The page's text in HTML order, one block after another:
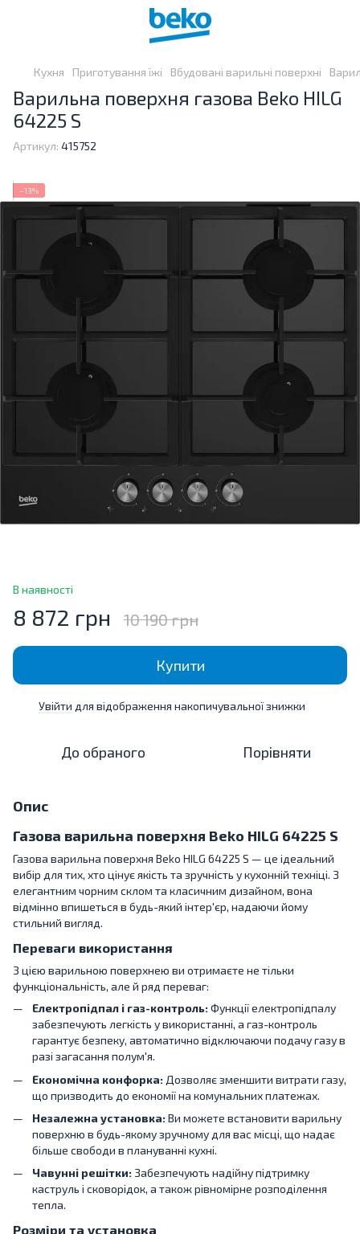
Кухня Приготування їжі Вбудовані варильні поверхні
Варильна поверхня газова Beko HILG
64225 S
Артикул: 415752
−13%
В наявності
8 872 грн 10 190 грн
Купити
Увійти для відображення накопичувальної знижки
До обраного Порівняти
Опис
Газова варильна поверхня Beko HILG 64225 S
Газова варильна поверхня Beko HILG 64225 S — це ідеальний
вибір для тих, хто цінує якість та зручність у кухонній техніці. З
елегантним чорним склом та класичним дизайном, вона
відмінно впишеться в будь-який інтер'єр, надаючи йому
стильний вигляд.
Переваги використання
З цією варильною поверхнею ви отримаєте не тільки
функціональність, але й ряд переваг:
Електропідпал і газ-контроль: Функції електропідпалу
забезпечують легкість у використанні, а газ-контроль
гарантує безпеку, автоматично відключаючи подачу газу в
разі загасання полум'я.
Економічна конфорка: Дозволяє зменшити витрати газу,
що призводить до економії на комунальних платежах.
Незалежна установка: Ви можете встановити варильну
поверхню в будь-якому зручному для вас місці, що надає
більше свободи в плануванні кухні.
Чавунні решітки: Забезпечують надійну підтримку
каструль і сковорідок, а також рівномірне розподілення
тепла.
Розміри та установка